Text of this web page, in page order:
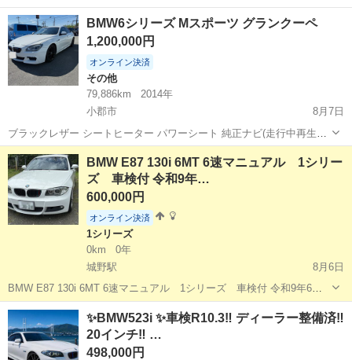
BMW6シリーズ Mスポーツ グランクーペ
1,200,000円
オンライン決済
その他
79,886km
2014年
小郡市
8月7日
ブラックレザー シートヒーター パワーシート 純正ナビ(走行中再生可)
ETC クルーズコントロール バックカメラ エンジンオイル5000km交換
(WAKO'S EuroTouring) タイヤ4本交換済 走行距離8...
福岡 小郡市
BMW E87 130i 6MT 6速マニュアル 1シリー
ズ 車検付 令和9年…
600,000円
オンライン決済
1シリーズ
0km
0年
城野駅
8月6日
BMW E87 130i 6MT 6速マニュアル 1シリーズ 車検付 令和9年6月
走行約19万ｋｍ（使用中の為距離は増えます） H20年式 車検令和9年
6月8日まで 現存台数も減っていきた、直6気筒 NA FR 6M...
福岡 北九州市 1シリーズ
✨BMW523i ✨車検R10.3‼️ ディーラー整備済‼️
20インチ‼️ …
498,000円